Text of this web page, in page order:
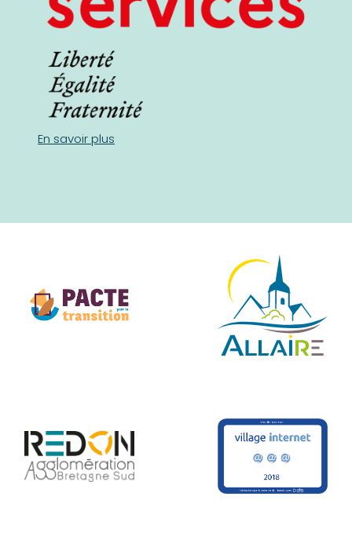
En savoir plus